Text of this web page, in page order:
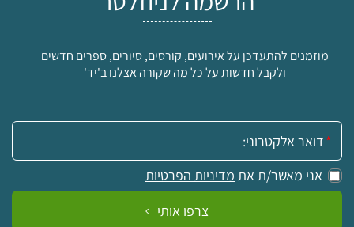
מוזמנים להתעדכן על אירועים, קורסים, סיורים, ספרים חדשים
ולקבל חדשות על כל מה שקורה אצלנו ב'יד'
אימייל:
אני מאשר/ת את מדיניות הפרטיות
צרפו אותי